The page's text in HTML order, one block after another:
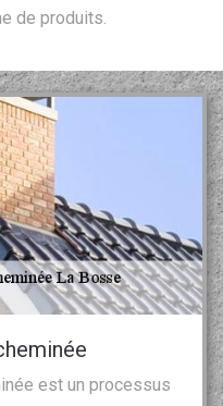
de produits.
est un processus